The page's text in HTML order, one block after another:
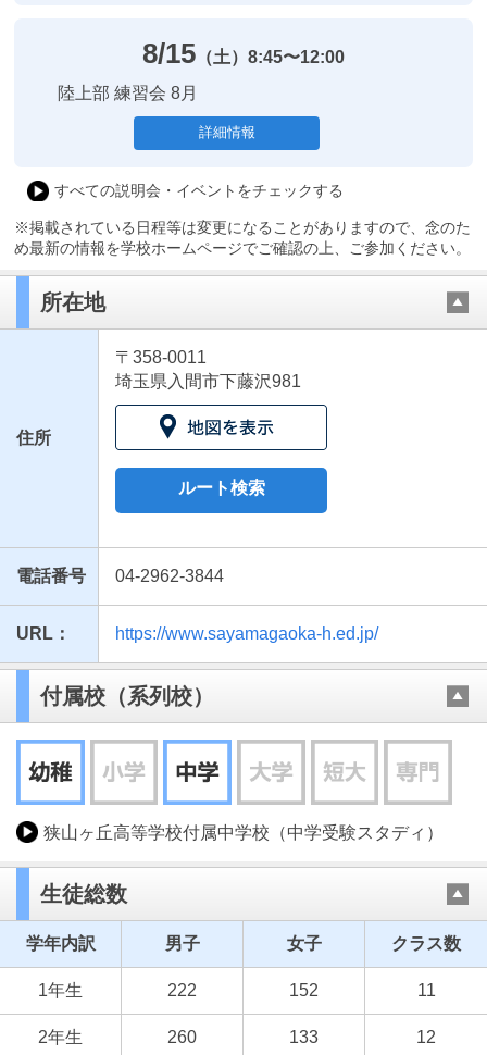
8/15（土） 8:45〜12:00
陸上部 練習会 8月
詳細情報
すべての説明会・イベントをチェックする
※掲載されている日程等は変更になることがありますので、念のた
め最新の情報を学校ホームページでご確認の上、ご参加ください。
所在地
住所
〒358-0011
埼玉県入間市下藤沢981
ルート検索
電話番号 04-2962-3844
URL： https://www.sayamagaoka-h.ed.jp/
付属校（系列校）
狭山ヶ丘高等学校付属中学校（中学受験スタディ）
生徒総数
学年内訳 男子 女子 クラス数
1年生 222 152 11
2年生 260 133 12